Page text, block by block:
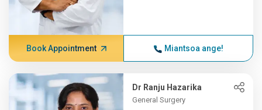
Book Appointment Miantsoa ange!
Dr Ranju Hazarika
General Surgery